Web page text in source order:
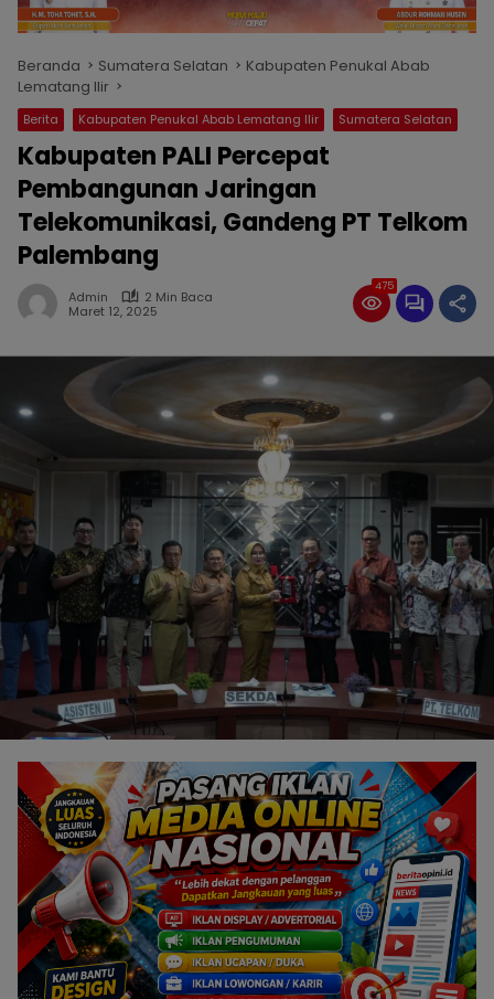
Beranda Sumatera Selatan
Kabupaten Penukal Abab
Lematang Ilir
Berita Kabupaten Penukal Abab Lematang Ilir Sumatera Selatan
Kabupaten PALI Percepat
Pembangunan Jaringan
Telekomunikasi, Gandeng PT Telkom
Palembang
Admin
2 Min Baca
Maret 12, 2025
475